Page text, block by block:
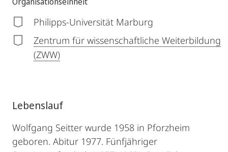
Philipps-Universität Marburg
Zentrum für wissenschaftliche Weiterbildung
(ZWW)
Lebenslauf
Wolfgang Seitter wurde 1958 in Pforzheim
geboren. Abitur 1977. Fünfjähriger